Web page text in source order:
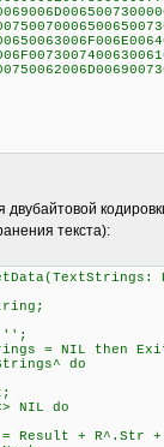
двубайтовой
текста):
'';
= NIL then
do
NIL do
+ R^.Str +